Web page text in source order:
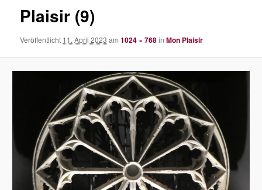
Plaisir (9)
Veröffentlicht 11. April 2023 am1024 × 768inMon Plaisir